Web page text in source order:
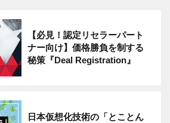
【必見！認定リセラーパート
ナー向け】価格勝負を制する
秘策『Deal Registration』
日本仮想化技術の「とことん